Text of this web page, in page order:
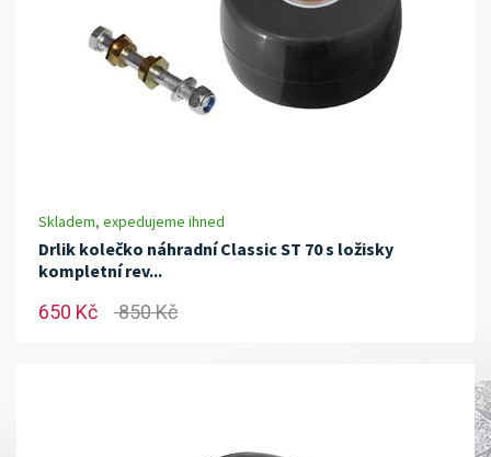
Skladem, expedujeme ihned
Drlik kolečko náhradní Classic ST 70 s ložisky
kompletní rev...
650 Kč 850 Kč